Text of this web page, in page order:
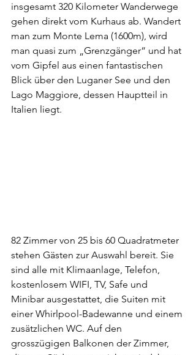
insgesamt 320 Kilometer Wanderwege
gehen direkt vom Kurhaus ab. Wandert
man zum Monte Lema (1600m), wird
man quasi zum „Grenzgänger“ und hat
vom Gipfel aus einen fantastischen
Blick über den Luganer See und den
Lago Maggiore, dessen Hauptteil in
Italien liegt.
82 Zimmer von 25 bis 60 Quadratmeter
stehen Gästen zur Auswahl bereit. Sie
sind alle mit Klimaanlage, Telefon,
kostenlosem WIFI, TV, Safe und
Minibar ausgestattet, die Suiten mit
einer Whirlpool-Badewanne und einem
zusätzlichen WC. Auf den
grosszügigen Balkonen der Zimmer,